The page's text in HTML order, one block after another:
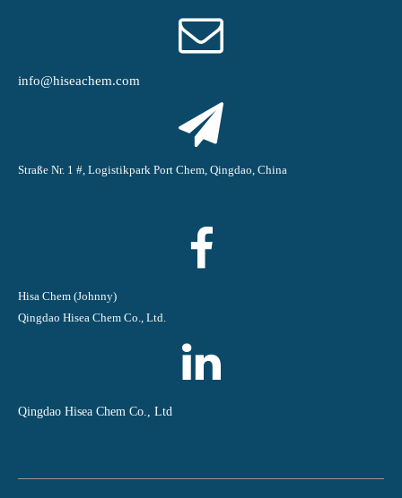
info@hiseachem.com
Straße Nr. 1 #, Logistikpark Port Chem, Qingdao, China
Hisa Chem (Johnny)
Qingdao Hisea Chem Co., Ltd.
Qingdao Hisea Chem Co., Ltd